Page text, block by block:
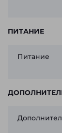
ПИТАНИЕ
Питание